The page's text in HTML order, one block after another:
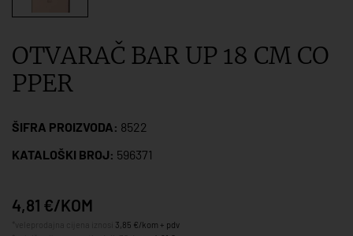
OTVARAČ BAR UP 18 CM CO
PPER
ŠIFRA PROIZVODA: 8522
KATALOŠKI BROJ: 596371
4,81 €/KOM
3,85 €/kom + pdv